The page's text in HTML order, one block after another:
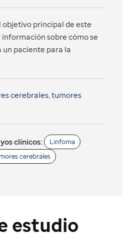
estudio
objetivo principal de este
sobre cómo se
un paciente para la
cerebrales,tumores
clínicos:
Linfoma
cerebrales